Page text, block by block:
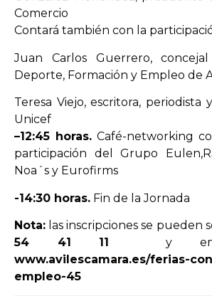
Comercio
Contará también con la
Juan Carlos Guerrero,
Deporte, Formación y Empleo de
Teresa Viejo, escritora, periodista
Unicef
–12:45 horas. Café-networking
participación del Grupo Eulen,
Noa´s y Eurofirms
-14:30 horas. Fin de la Jornada
Nota: las inscripciones se pueden
54 41 11 y
www.avilescamara.es/ferias-
empleo-45